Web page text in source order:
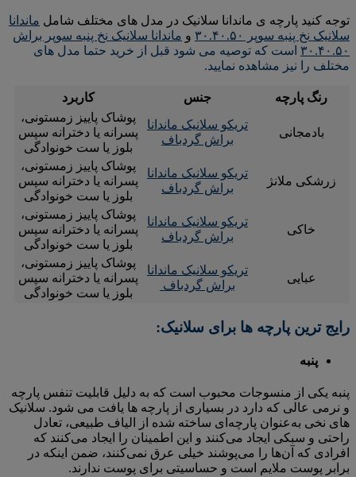
توجه کنید پارچه ی ماندانا سلانیک در مدل های مختلف شامل ماندانا
سلانیک نخ پنبه سوپر ۳۰.۴۰.۵۰
و ماندانا سلانیک نخ پنبه سوپر براش
۳۰.۴۰.۵۰ است که توصیه می شود قبل از خرید حتما مدل های
مختلف را نیز مشاهده نمایید.
رنگ پارچه جنس کاربرد
بادمجانی
تریکو سلانیک ماندانا
براش گردباف
پوشاک پاییز زمستونی،
پسرانه یا دخترانه سپس
بلوز یا ست خونوادگی
زرشکی ملانژ
تریکو سلانیک ماندانا
براش گردباف
پوشاک پاییز زمستونی،
پسرانه یا دخترانه سپس
بلوز یا ست خونوادگی
خاکی
تریکو سلانیک ماندانا
براش گردباف
پوشاک پاییز زمستونی،
پسرانه یا دخترانه سپس
بلوز یا ست خونوادگی
عبایی
تریکو سلانیک ماندانا
براش گردباف
پوشاک پاییز زمستونی،
پسرانه یا دخترانه سپس
بلوز یا ست خونوادگی
رایج ترین پارچه ها برای سلانیک:
پنبه
پنبه یکی از منسوجات محبوب است که به دلیل قابلیت تنفس پارچه
و نرمی عالی که دارد در بسیاری از پارچه ها یافت می شود. سلانیک
های نخی به‌عنوان پارچه‌ای ساخته شده از الیاف طبیعی، تعادل
راحتی و سبکی ایجاد می‌کنند و این اطمینان را ایجاد می‌کنند که
افرادی که آن‌ها را می‌پوشند خیلی عرق نمی‌کنند، ضمن اینکه در
برابر پوست ملایم است و حساسیتی برای پوست ندارند.